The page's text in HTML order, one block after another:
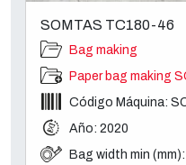
SOMTAS TC180-46
Bag making
Paper bag making
Código Máquina:
Año: 2020
Bag width min